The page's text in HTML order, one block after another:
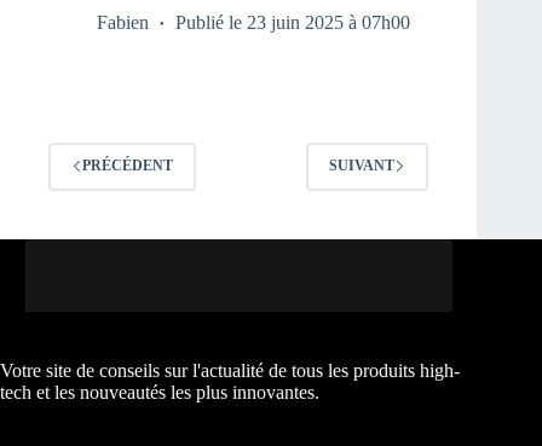
Fabien
Publié le 23 juin 2025 à 07h00
PRÉCÉDENT SUIVANT
Votre site de conseils sur l'actualité de tous les produits high-
tech et les nouveautés les plus innovantes.